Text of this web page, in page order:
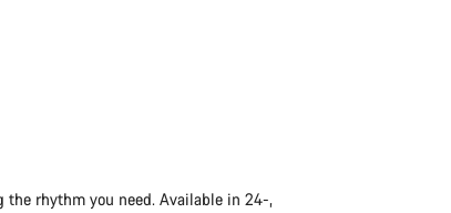
the rhythm you need. Available in 24-,